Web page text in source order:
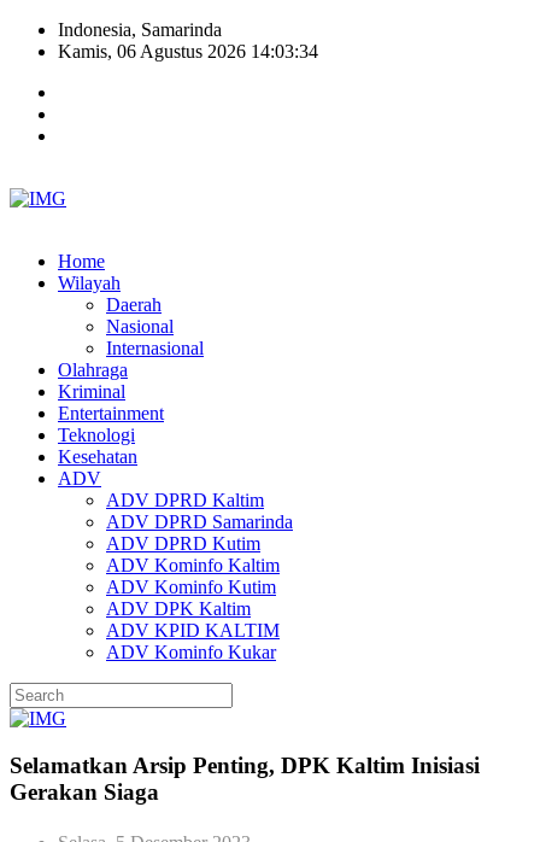
Indonesia, Samarinda
Kamis, 06 Agustus 2026 14:03:35
Home
Wilayah
Daerah
Nasional
Internasional
Olahraga
Kriminal
Entertainment
Teknologi
Kesehatan
ADV
ADV DPRD Kaltim
ADV DPRD Samarinda
ADV DPRD Kutim
ADV Kominfo Kaltim
ADV Kominfo Kutim
ADV DPK Kaltim
ADV KPID KALTIM
ADV Kominfo Kukar
Selamatkan Arsip Penting, DPK Kaltim Inisiasi
Gerakan Siaga